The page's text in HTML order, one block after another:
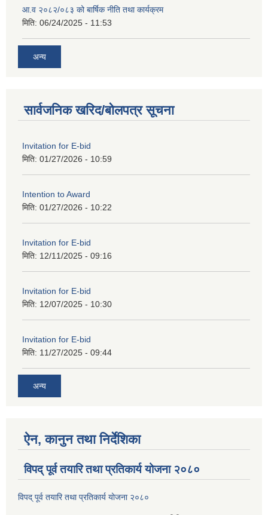
आ.व २०८२/०८३ को बार्षिक नीति तथा कार्यक्रम
मिति: 06/24/2025 - 11:53
अन्य
सार्वजनिक खरिद/बोलपत्र सूचना
Invitation for E-bid
मिति: 01/27/2026 - 10:59
Intention to Award
मिति: 01/27/2026 - 10:22
Invitation for E-bid
मिति: 12/11/2025 - 09:16
Invitation for E-bid
मिति: 12/07/2025 - 10:30
Invitation for E-bid
मिति: 11/27/2025 - 09:44
अन्य
ऐन, कानुन तथा निर्देशिका
विपद् पूर्व तयारि तथा प्रतिकार्य योजना २०८०
विपद् पूर्व तयारि तथा प्रतिकार्य योजना २०८०